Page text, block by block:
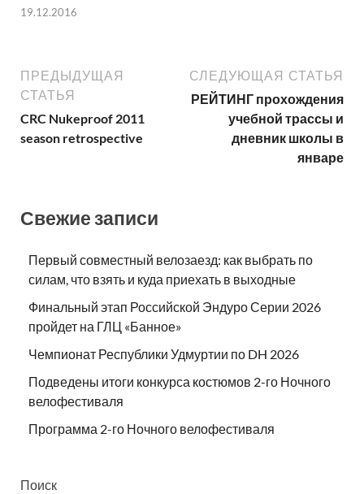
19.12.2016
ПРЕДЫДУЩАЯ
СТАТЬЯ
CRC Nukeproof 2011
season retrospective
СЛЕДУЮЩАЯ СТАТЬЯ
РЕЙТИНГ прохождения
учебной трассы и
дневник школы в
январе
Свежие записи
Первый совместный велозаезд: как выбрать по
силам, что взять и куда приехать в выходные
Финальный этап Российской Эндуро Серии 2026
пройдет на ГЛЦ «Банное»
Чемпионат Республики Удмуртии по DH 2026
Подведены итоги конкурса костюмов 2-го Ночного
велофестиваля
Программа 2-го Ночного велофестиваля
Поиск